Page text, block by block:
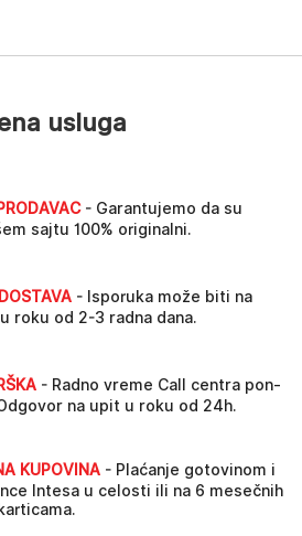
usluga
- Garantujemo da su
sajtu 100% originalni.
- Isporuka može biti na
roku od 2-3 radna dana.
- Radno vreme Call centra pon-
na upit u roku od 24h.
KUPOVINA - Plaćanje gotovinom i
Intesa u celosti ili na 6 mesečnih